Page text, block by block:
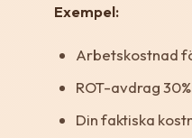
Exempel:
Arbetskostnad
ROT-avdrag
Din faktiska